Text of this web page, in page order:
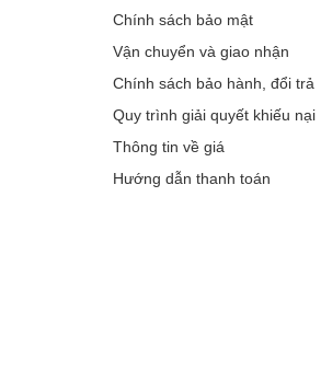
Chính sách bảo mật
Vận chuyển và giao nhận
Chính sách bảo hành, đổi trả
Quy trình giải quyết khiếu nại
Thông tin về giá
Hướng dẫn thanh toán